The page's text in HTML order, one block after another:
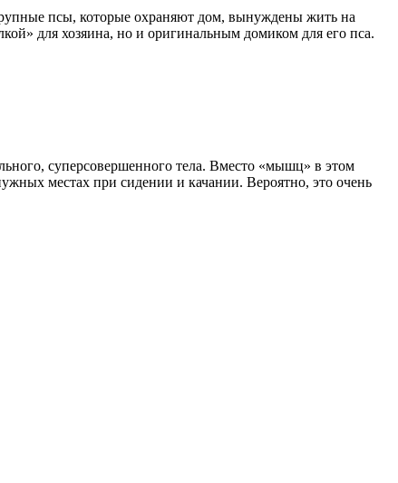
псы, которые охраняют дом, вынуждены жить на
для хозяина, но и оригинальным домиком для его пса.
суперсовершенного тела. Вместо «мышц» в этом
местах при сидении и качании. Вероятно, это очень